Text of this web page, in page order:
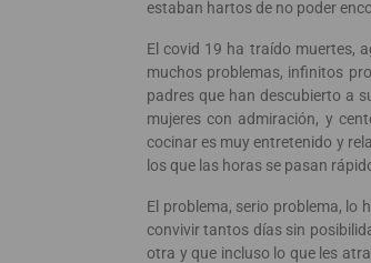
estaban hartos de no poder
El covid 19 ha traído muertes,
muchos problemas, infinitos
padres que han descubierto a
mujeres con admiración, y
cocinar es muy entretenido y
los que las horas se pasan
El problema, serio problema, lo
convivir tantos días sin
otra y que incluso lo que les